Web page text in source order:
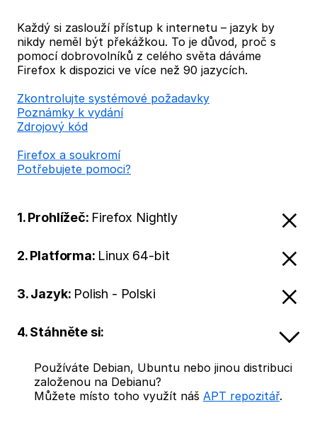
Každý si zaslouží přístup k internetu – jazyk by
nikdy neměl být překážkou. To je důvod, proč s
pomocí dobrovolníků z celého světa dáváme
Firefox k dispozici ve více než 90 jazycích.
Zkontrolujte systémové požadavky
Poznámky k vydání
Zdrojový kód
Firefox a soukromí
Potřebujete pomoci?
1. Prohlížeč: Firefox Nightly
2. Platforma: Linux 64-bit
3. Jazyk: Polish - Polski
4. Stáhněte si:
Používáte Debian, Ubuntu nebo jinou distribuci
založenou na Debianu?
Můžete místo toho využít náš APT repozitář.